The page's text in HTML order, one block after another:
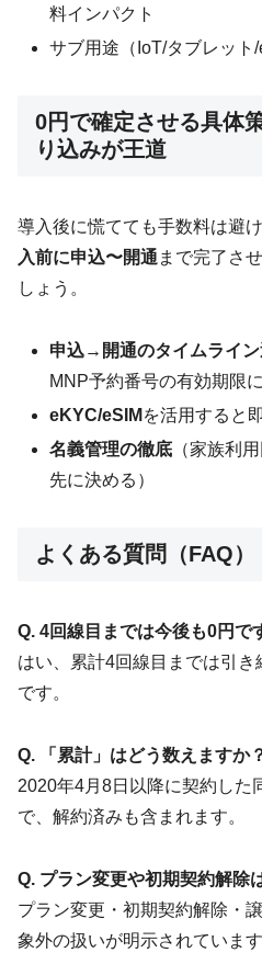
料インパクト
サブ用途（IoT/タブレット
0円で確定させる具体
り込みが王道
導入後に慌てても手数料は避
入前に申込〜開通 まで完了さ
しょう。
申込→開通のタイムライ
MNP予約番号の有効期限に
eKYC/eSIM を活用すると
名義管理の徹底 （家族利
先に決める）
よくある質問（FAQ）
Q. 4回線目までは今後も0円で
はい、累計4回線目までは引
です。
Q. 「累計」はどう数えますか
2020年4月8日以降に契約した
で、解約済みも含まれます。
Q. プラン変更や初期契約解除
プラン変更・初期契約解除・
象外の扱いが明示されていま